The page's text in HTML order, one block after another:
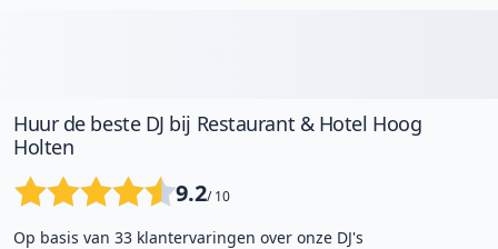
Huur de beste DJ bij Restaurant & Hotel Hoog
Holten
9.2/ 10
Op basis van 33 klantervaringen over onze DJ's